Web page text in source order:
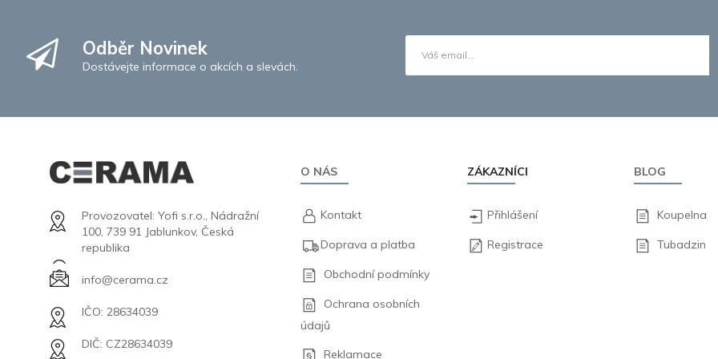
Odběr Novinek
Dostávejte informace o akcích a slevách.
Provozovatel: Yofi s.r.o., Nádražní
100, 739 91 Jablunkov, Česká
republika
info@cerama.cz
IČO: 28634039
DIČ: CZ28634039
O NÁS
Kontakt
Doprava a platba
Obchodní podmínky
Ochrana osobních
údajů
Reklamace
ZÁKAZNÍCI
Přihlášení
Registrace
BLOG
Koupelna
Tubadzin